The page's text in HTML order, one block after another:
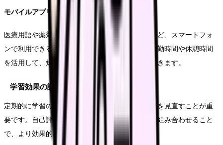
モバイルアプリケーション
医療用語や薬剤情報を学べるアプリケーションなど、スマートフォ
ンで利用できる学習ツールも充実しています。通勤時間や休憩時間
を活用して、短時間での学習を実現することができます。
学習効果の評価方法
定期的に学習の進捗を確認し、必要に応じて計画を見直すことが重
要です。自己評価と他者からのフィードバックを組み合わせること
で、より効果的な学習が可能となります。